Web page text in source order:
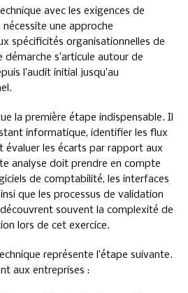
avec les exigences de
une approche
spécificités organisationnelles de
s’articule autour de
l’audit initial jusqu’au
la première étape indispensable. Il
informatique, identifier les flux
les écarts par rapport aux
analyse doit prendre en compte
de comptabilité, les interfaces
que les processus de validation
souvent la complexité de
lors de cet exercice.
représente l’étape suivante.
aux entreprises :